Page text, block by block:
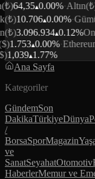
(₺)64,35 0.00%·Altın
(₺)10.706 0.00%·
(₺)3.096.934 0.12%
1.753 0.00%·
1,039 1.77%
Ana Sayfa
Kategoriler
GündemSon
DakikaTürkiyeDünya
/
BorsaSporMagazin
ve
SanatSeyahatOtomotiv
HaberlerMemur ve